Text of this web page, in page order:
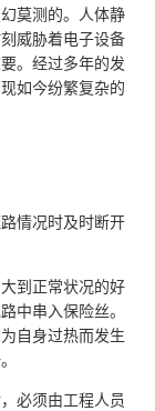
莫测的。人体静
威胁着电子设备
。经过多年的发
如今纷繁复杂的
情况时及时断开
到正常状况的好
中串入保险丝。
自身过热而发生
必须由工程人员